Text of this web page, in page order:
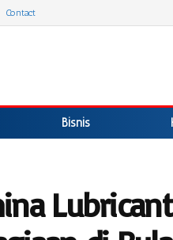
Contact
Bisnis